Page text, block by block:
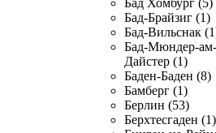
Бад Хомбург (5)
Бад-Брайзиг (1)
Бад-Вильснак
Бад-Мюндер-ам-
Дайстер (1)
Баден-Баден (8)
Бамберг (1)
Берлин (53)
Берхтесгаден (1)